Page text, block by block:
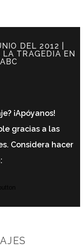
DEL 2012 |
LA TRAGEDIA EN
¡Apóyanos!
gracias a las
Considera hacer